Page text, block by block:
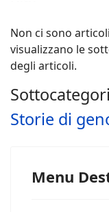
Non ci sono
visualizzano le
degli articoli.
Storie di
Menu